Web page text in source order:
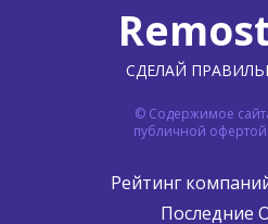
СДЕЛАЙ
© Содержимое
публичной офертой
Рейтинг
Последние